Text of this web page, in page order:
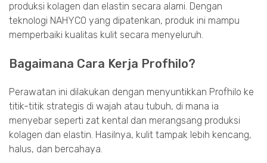
produksi kolagen dan elastin secara alami. Dengan
teknologi NAHYCO yang dipatenkan, produk ini mampu
memperbaiki kualitas kulit secara menyeluruh.
Bagaimana Cara Kerja Profhilo?
Perawatan ini dilakukan dengan menyuntikkan Profhilo ke
titik-titik strategis di wajah atau tubuh, di mana ia
menyebar seperti zat kental dan merangsang produksi
kolagen dan elastin. Hasilnya, kulit tampak lebih kencang,
halus, dan bercahaya.